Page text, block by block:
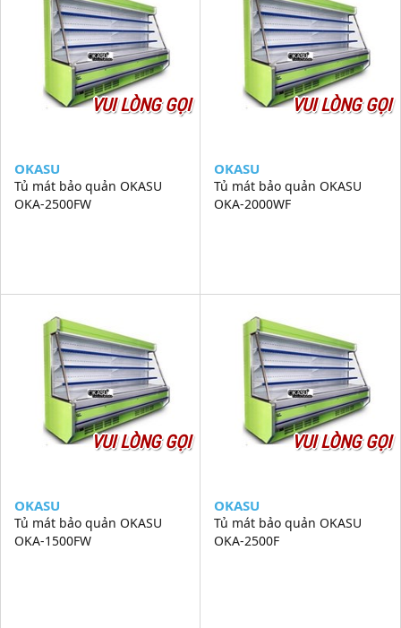
VUI LÒNG GỌI
OKASU
Tủ mát bảo quản OKASU
OKA-2500FW
VUI LÒNG GỌI
OKASU
Tủ mát bảo quản OKASU
OKA-2000WF
VUI LÒNG GỌI
OKASU
Tủ mát bảo quản OKASU
OKA-1500FW
VUI LÒNG GỌI
OKASU
Tủ mát bảo quản OKASU
OKA-2500F